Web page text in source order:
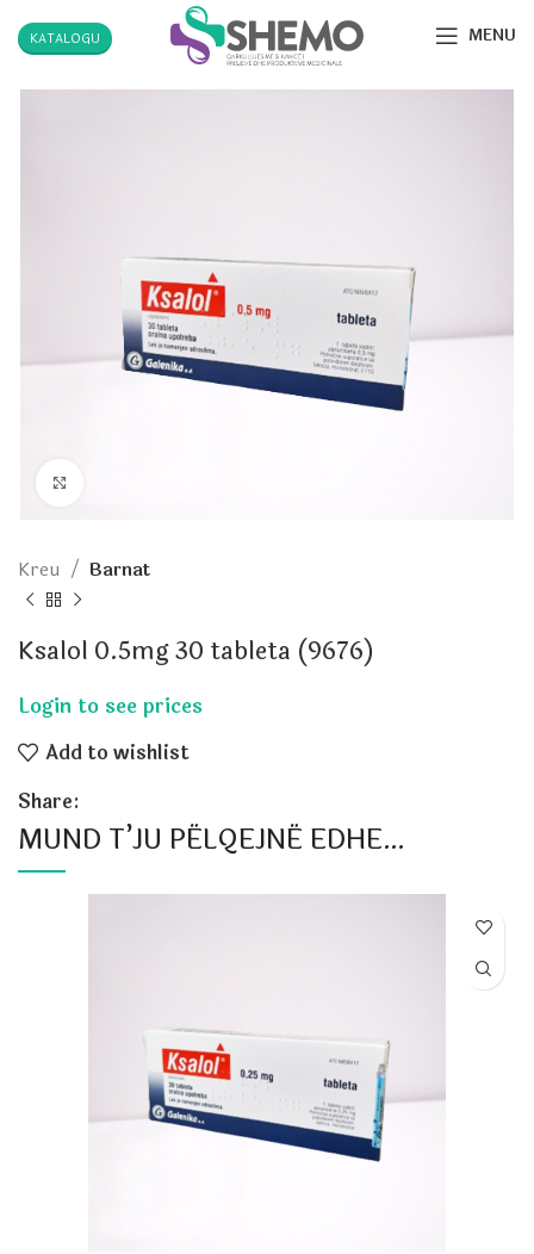
KATALOGU MENU
Kreu Barnat
Ksalol 0.5mg 30 tableta (9676)
Add to wishlist
Share:
MUND T’JU PËLQEJNË EDHE…